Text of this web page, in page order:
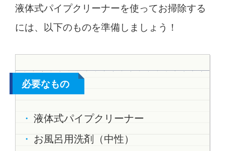
液体式パイプクリーナーを使ってお掃除する
には、以下のものを準備しましょう！
必要なもの
液体式パイプクリーナー
お風呂用洗剤（中性）